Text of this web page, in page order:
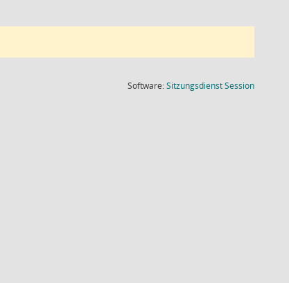
Software:SitzungsdienstSession(Wird in